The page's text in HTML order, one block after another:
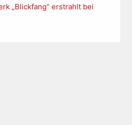
„Blickfang“ erstrahlt bei